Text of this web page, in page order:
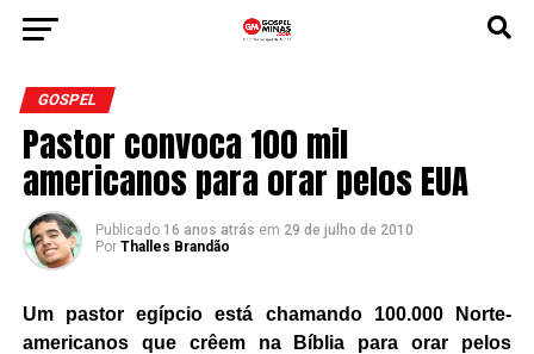
GOSPEL
Pastor convoca 100 mil
americanos para orar pelos EUA
Publicado 16 anos atrás em 29 de julho de 2010
Por Thalles Brandão
Um pastor egípcio está chamando 100.000 Norte-
americanos que crêem na Bíblia para orar pelos